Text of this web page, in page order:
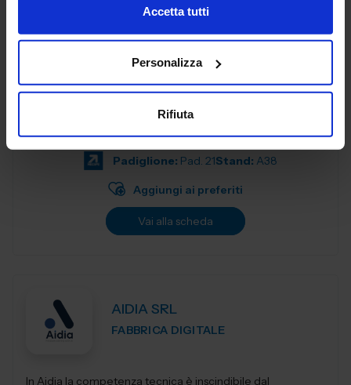
Accetta tutti
Personalizza
Rifiuta
FABBRICA DIGITALE
Affianchiamo la crescita delle imprese con soluzioni
digitali flessibili e integrate. Tecnologia e Persone insieme
Padiglione: Pad. 21Stand: A38
Aggiungi ai preferiti
Vai alla scheda
AIDIA SRL
FABBRICA DIGITALE
In Aidia la competenza tecnica è inscindibile dal